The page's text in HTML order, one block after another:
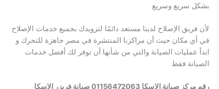
بشكل سريع وسريع
لأن فريق الإصلاح لدينا مستعد دائمًا لتزويدك بجميع خدمات الإصلاح
في أي مكان حيث أن مراكزنا المنتشرة في مصر جاهزة للتحرك و
ابدأ عمليات الصيانة والتي من شأنها أن توفر لك أفضل خدمات
الصيانة فقط
رقم مركز صيانة الاسكا 01156472063 صيانة فريزر الاسكا